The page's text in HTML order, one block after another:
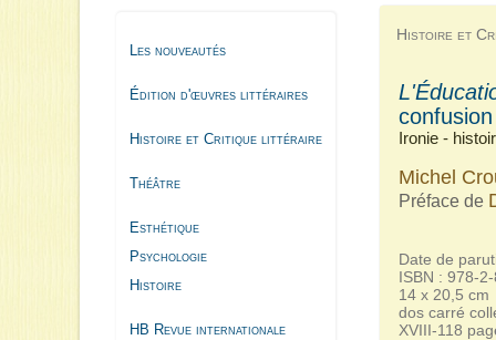
Les nouveautés
Édition d'œuvres littéraires
Histoire et Critique littéraire
Théâtre
Esthétique
Psychologie
Histoire
HB Revue internationale
Histoire et
Ironie -
Michel
Préface de
Date de
ISBN : 978-
14 x 20,5 cm
dos carré
XVIII-118